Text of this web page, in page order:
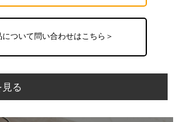
について問い合わせはこちら＞
る